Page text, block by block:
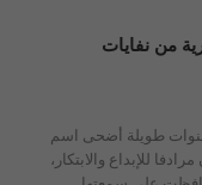
من نفايات
طويلة أضحى اسم
مرادفا للإبداع والابتكار،